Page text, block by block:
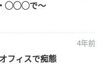
・◯◯◯で〜
4年前
フィスで痴態